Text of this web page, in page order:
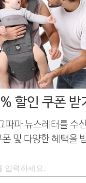
요
할인 쿠폰 받
파파 뉴스레터를 수
및 다양한 혜택을